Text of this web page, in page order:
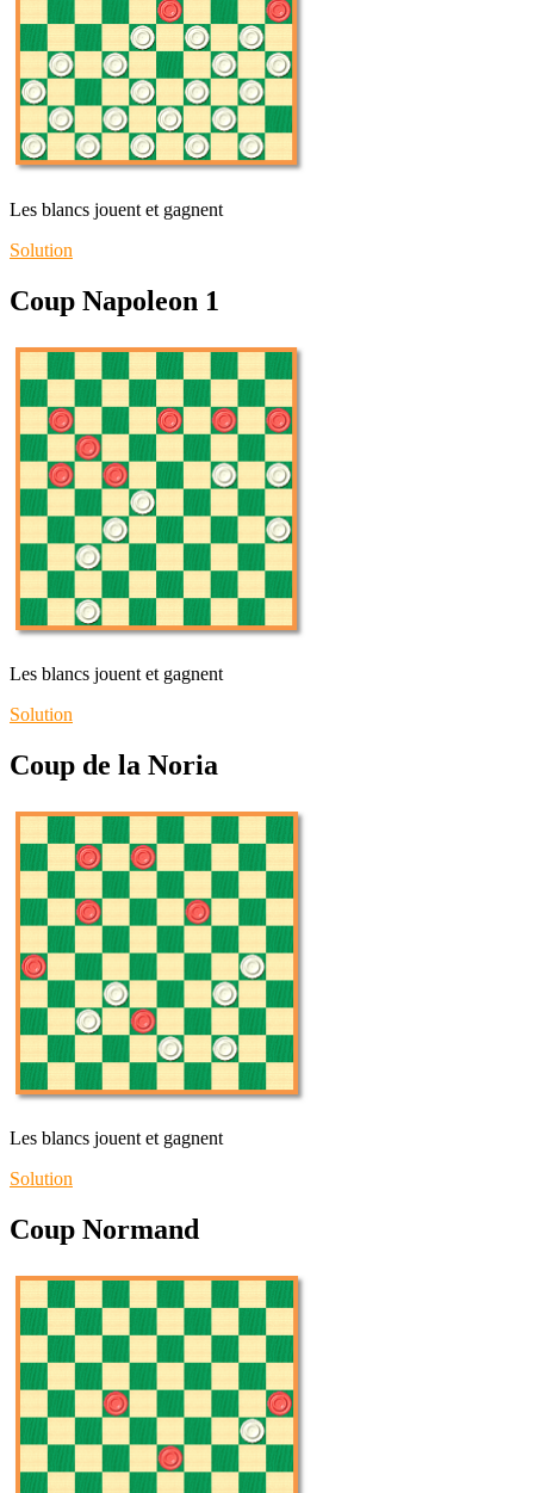
Les blancs jouent et gagnent
Solution
Coup Napoleon 1
Les blancs jouent et gagnent
Solution
Coup de la Noria
Les blancs jouent et gagnent
Solution
Coup Normand